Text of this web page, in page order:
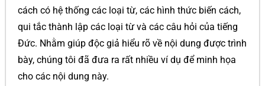
cách có hệ thống các loại từ, các hình thức biến cách,
qui tắc thành lập các loại từ và các câu hỏi của tiếng
Đức. Nhằm giúp độc giả hiểu rõ về nội dung được trình
bày, chúng tôi đã đưa ra rất nhiều ví dụ để minh họa
cho các nội dung này.